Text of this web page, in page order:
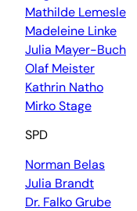
Mathilde Lemesle
Madeleine Linke
Julia Mayer-Buch
Olaf Meister
Kathrin Natho
Mirko Stage
SPD
Norman Belas
Julia Brandt
Dr. Falko Grube